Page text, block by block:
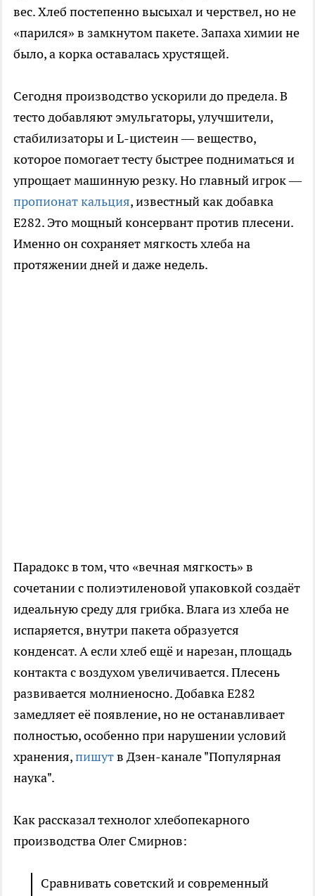
вес. Хлеб постепенно высыхал и черствел, но не
«парился» в замкнутом пакете. Запаха химии не
было, а корка оставалась хрустящей.
Сегодня производство ускорили до предела. В
тесто добавляют эмульгаторы, улучшители,
стабилизаторы и L-цистеин — вещество,
которое помогает тесту быстрее подниматься и
упрощает машинную резку. Но главный игрок —
пропионат кальция, известный как добавка
Е282. Это мощный консервант против плесени.
Именно он сохраняет мягкость хлеба на
протяжении дней и даже недель.
Парадокс в том, что «вечная мягкость» в
сочетании с полиэтиленовой упаковкой создаёт
идеальную среду для грибка. Влага из хлеба не
испаряется, внутри пакета образуется
конденсат. А если хлеб ещё и нарезан, площадь
контакта с воздухом увеличивается. Плесень
развивается молниеносно. Добавка E282
замедляет её появление, но не останавливает
полностью, особенно при нарушении условий
хранения,пишутв Дзен-канале "Популярная
наука".
Как рассказал технолог хлебопекарного
производства Олег Смирнов:
Сравнивать советский и современный